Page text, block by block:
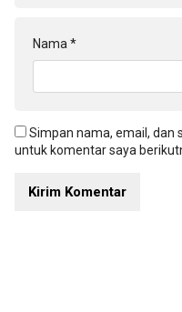
Nama*
Simpan nama, email, dan
untuk komentar saya